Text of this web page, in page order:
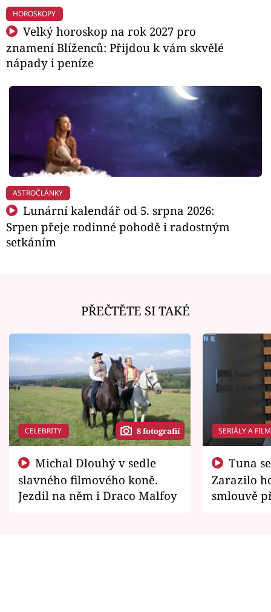
HOROSKOPY
Velký horoskop na rok 2027 pro
znamení Blíženců: Přijdou k vám skvělé
nápady i peníze
ASTROČLÁNKY
Lunární kalendář od 5. srpna 2026:
Srpen přeje rodinné pohodě i radostným
setkáním
PŘEČTĚTE SI TAKÉ
CELEBRITY 8 fotografií
slavného filmového koně.
Jezdil na něm i Draco Malfoy
SERIÁLY A
Zarazilo
smlouvě